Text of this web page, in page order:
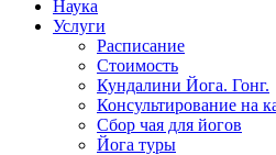
Наука
Услуги
Расписание
Стоимость
Кундалини Йога. Гонг.
Консультирование на
Сбор чая для йогов
Йога туры